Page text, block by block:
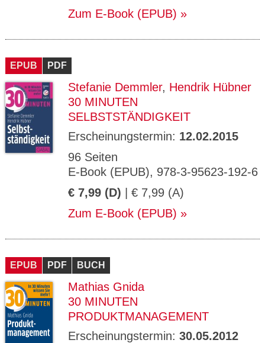
Zum E-Book (EPUB)
EPUB PDF
Stefanie Demmler, Hendrik Hübner
30 MINUTEN
SELBSTSTÄNDIGKEIT
Erscheinungstermin: 12.02.2015
96 Seiten
E-Book (EPUB), 978-3-95623-192-6
€ 7,99 (D) | € 7,99 (A)
Zum E-Book (EPUB)
EPUB PDF BUCH
Mathias Gnida
30 MINUTEN
PRODUKTMANAGEMENT
Erscheinungstermin: 30.05.2012